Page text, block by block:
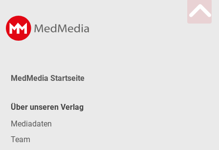
MedMedia Startseite
Über unseren Verlag
Mediadaten
Team